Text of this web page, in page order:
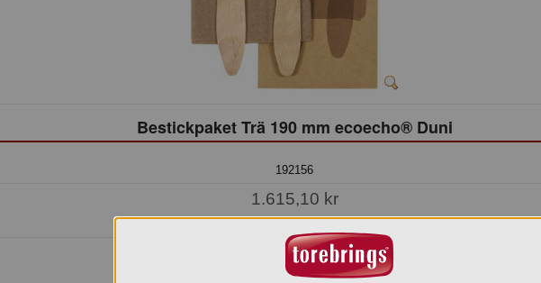
Bestickpaket Trä 190 mm ecoecho® Duni
192156
1.615,10 kr
Hel förpackning =1*400 st
Jmf.pris:4,04kr/st
Lager: 6 förp.